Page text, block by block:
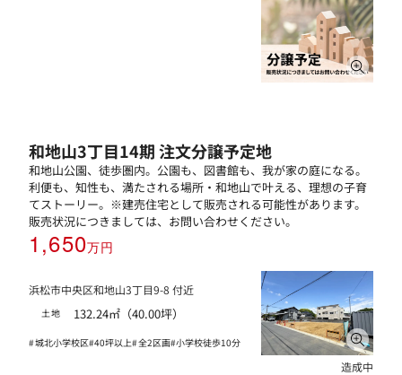
和地山3丁目14期 注文分譲予定地
和地山公園、徒歩圏内。公園も、図書館も、我が家の庭になる。
利便も、知性も、満たされる場所・和地山で叶える、理想の子育
てストーリー。※建売住宅として販売される可能性があります。
販売状況につきましては、お問い合わせください。
1,650万円
浜松市中央区和地山3丁目9-8 付近
土地 132.24㎡（40.00坪）
城北小学校区 40坪以上 全2区画 小学校徒歩10分
造成中